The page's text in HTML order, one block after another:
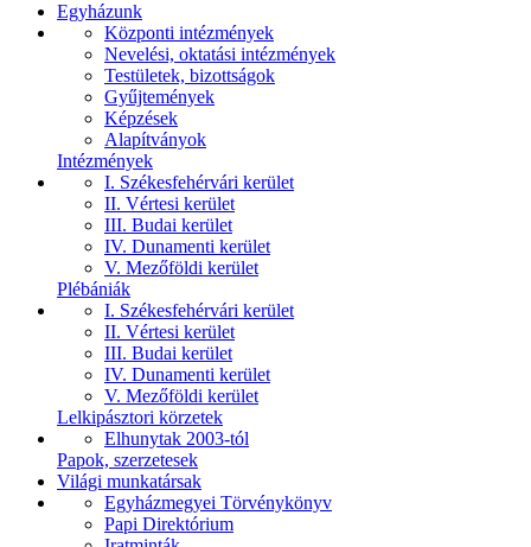
Egyházunk
Központi intézmények
Nevelési, oktatási intézmények
Testületek, bizottságok
Gyűjtemények
Képzések
Alapítványok
Intézmények
I. Székesfehérvári kerület
II. Vértesi kerület
III. Budai kerület
IV. Dunamenti kerület
V. Mezőföldi kerület
Plébániák
I. Székesfehérvári kerület
II. Vértesi kerület
III. Budai kerület
IV. Dunamenti kerület
V. Mezőföldi kerület
Lelkipásztori körzetek
Elhunytak 2003-tól
Papok, szerzetesek
Világi munkatársak
Egyházmegyei Törvénykönyv
Papi Direktórium